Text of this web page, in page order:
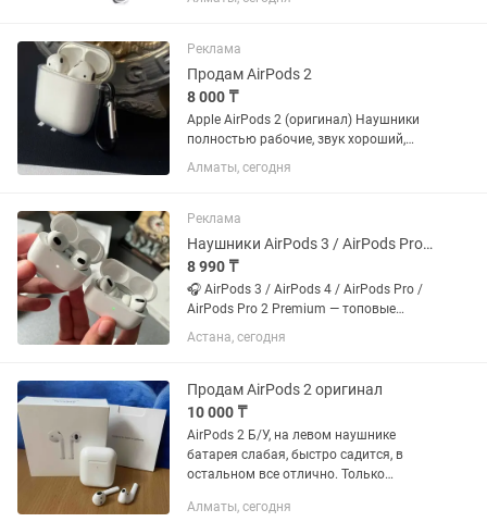
если потеряли один наушник то можно
Реклама
Продам AirPods 2
8 000 ₸
Apple AirPods 2 (оригинал) Наушники
полностью рабочие, звук хороший,
подключаются без проблем. Кейс
заряд держит заряд долго, только
Алматы, сегодня
Реклама
Наушники AirPods 3 / AirPods Pro / AirPods Pro 2 Premium
8 990 ₸
🎧 AirPods 3 / AirPods 4 / AirPods Pro /
AirPods Pro 2 Premium — топовые
копии по 🔥 цене! НАУШНИКИ НОВЫЕ,
ЗАПЕЧАТАННЫЕ!!! ГАРАНТИЯ ✅ 💎
как у оригинала. ✅ Анимация...
Астана, сегодня
Продам AirPods 2 оригинал
10 000 ₸
AirPods 2 Б/У, на левом наушнике
батарея слабая, быстро садится, в
остальном все отлично. Только
звонить.
Алматы, сегодня